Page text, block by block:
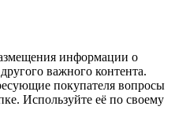
информации о
важного контента.
покупателя вопросы
Используйте её по своему